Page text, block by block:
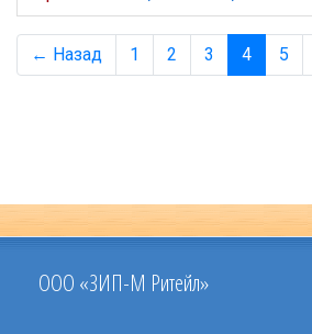
← Назад 1 2 3 4 5
ООО «ЗИП-М Ритейл»